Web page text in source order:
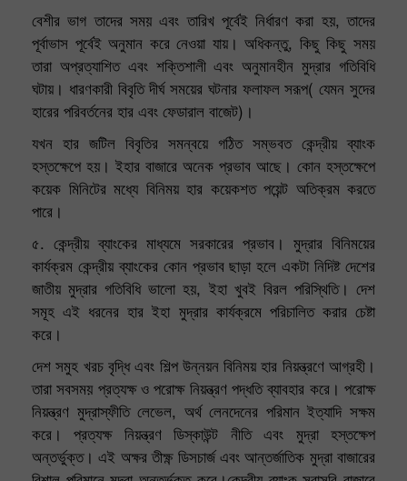
বেশীর ভাগ তাদের সময় এবং তারিখ পূর্বেই নির্ধারণ করা হয়, তাদের
পূর্বাভাস পূর্বেই অনুমান করে নেওয়া যায়। অধিকন্তু, কিছু কিছু সময়
তারা অপ্রত্যাশিত এবং শক্তিশালী এবং অনুমানহীন মুদ্রার গতিবিধি
ঘটায়। ধারণকারী বিবৃতি দীর্ঘ সময়ের ঘটনার ফলাফল সরূপ( যেমন সুদের
হারের পরিবর্তনের হার এবং ফেডারাল বাজেট)।
যখন হার জটিল বিবৃতির সমন্বয়ে গঠিত সম্ভবত কেন্দ্রীয় ব্যাংক
হস্তক্ষেপে হয়। ইহার বাজারে অনেক প্রভাব আছে। কোন হস্তক্ষেপে
কয়েক মিনিটের মধ্যে বিনিময় হার কয়েকশত পয়েন্ট অতিক্রম করতে
পারে।
৫. কেন্দ্রীয় ব্যাংকের মাধ্যমে সরকারের প্রভাব। মুদ্রার বিনিময়ের
কার্যক্রম কেন্দ্রীয় ব্যাংকের কোন প্রভাব ছাড়া হলে একটা নিদিষ্ট দেশের
জাতীয় মুদ্রার গতিবিধি ভালো হয়, ইহা খুবই বিরল পরিস্থিতি। দেশ
সমূহ এই ধরনের হার ইহা মুদ্রার কার্যক্রমে পরিচালিত করার চেষ্টা
করে।
দেশ সমুহ খরচ বৃদ্ধি এবং শিল্প উন্নয়ন বিনিময় হার নিয়ন্ত্রণে আগ্রহী।
তারা সবসময় প্রত্যক্ষ ও পরোক্ষ নিয়ন্ত্রণ পদ্ধতি ব্যাবহার করে। পরোক্ষ
নিয়ন্ত্রণ মুদ্রাস্ফীতি লেভেল, অর্থ লেনদেনের পরিমান ইত্যাদি সক্ষম
করে। প্রত্যক্ষ নিয়ন্ত্রণ ডিস্কাউন্ট নীতি এবং মুদ্রা হস্তক্ষেপ
অন্তর্ভুক্ত। এই অক্ষর তীক্ষ্ণ ডিসচার্জ এবং আন্তর্জাতিক মুদ্রা বাজারের